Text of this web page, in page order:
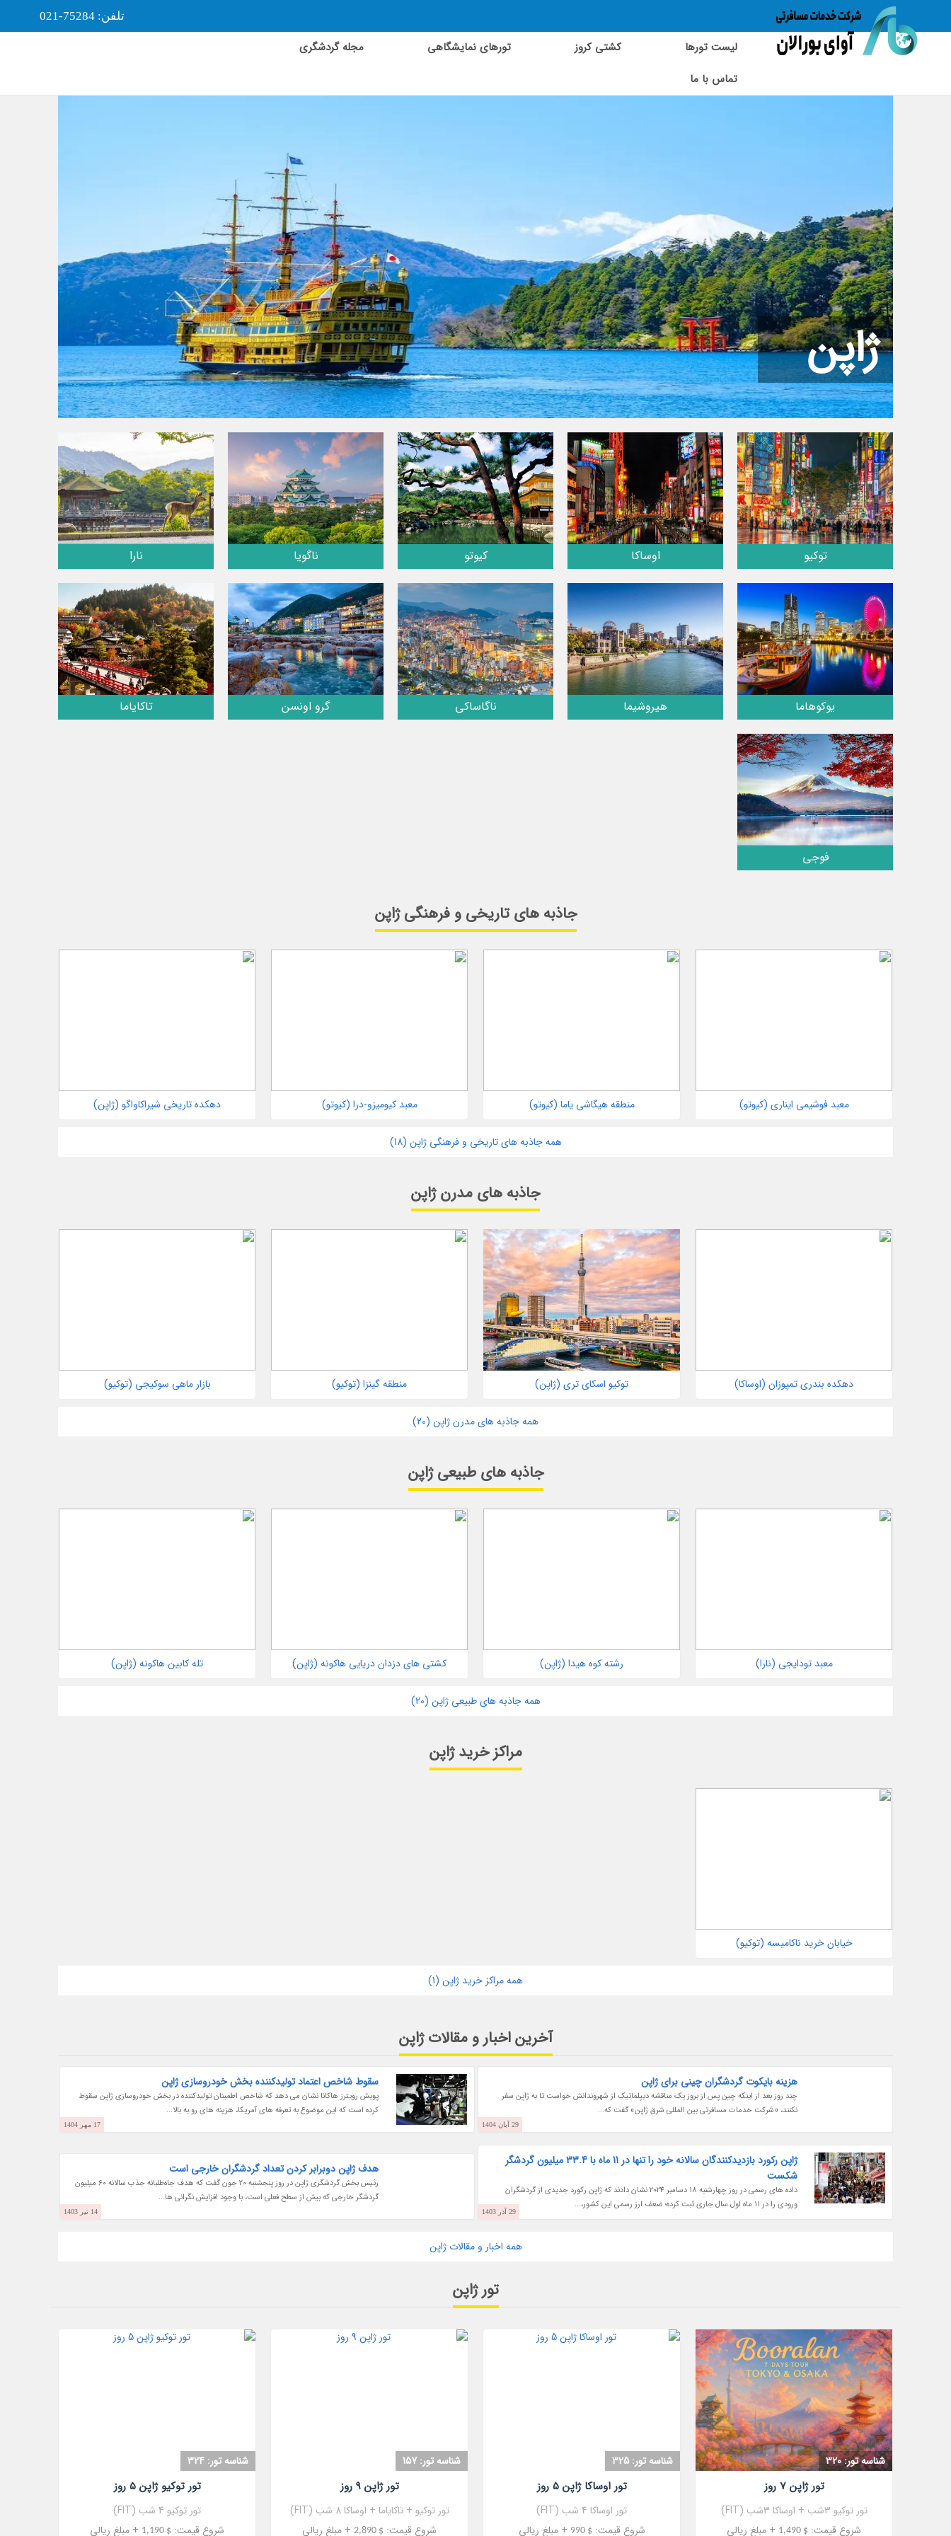
ژاپن
توکیو اوساکا کیوتو ناگویا نارا
یوکوهاما هیروشیما ناگاساکی گرو اونسن تاکایاما
فوجی
جاذبه های تاریخی و فرهنگی ژاپن
معبد فوشیمی ایناری (کیوتو) منطقه هیگاشی یاما (کیوتو) معبد کیومیزو-درا (کیوتو) دهکده تاریخی شیراکاواگو (ژاپن)
همه جاذبه های تاریخی و فرهنگی ژاپن (18)
جاذبه های مدرن ژاپن
دهکده بندری تمپوزان (اوساکا) توکیو اسکای تری (ژاپن) منطقه گینزا (توکیو) بازار ماهی سوکیجی (توکیو)
همه جاذبه های مدرن ژاپن (20)
جاذبه های طبیعی ژاپن
معبد تودایجی (نارا) رشته کوه هیدا (ژاپن) کشتی های دزدان دریایی هاکونه (ژاپن) تله کابین هاکونه (ژاپن)
همه جاذبه های طبیعی ژاپن (20)
مراکز خرید ژاپن
خیابان خرید ناکامیسه (توکیو)
همه مراکز خرید ژاپن (1)
آخرین اخبار و مقالات ژاپن
هزینه بایکوت گردشگران چینی برای ژاپن
چند روز بعد از اینکه چین پس از بروز یک مناقشه دیپلماتیک از شهروندانش خواست تا به ژاپن سفر
نکنند، «شرکت خدمات مسافرتی بین المللی شرق ژاپن» گفت که...
29 آبان 1404
سقوط شاخص اعتماد تولیدکننده بخش خودروسازی ژاپن
پویش رویترز هاکانا نشان می دهد که شاخص اطمینان تولیدکننده در بخش خودروسازی ژاپن سقوط
کرده است که این موضوع به تعرفه های آمریکا، هزینه های رو به بالا...
17 مهر 1404
ژاپن رکورد بازدیدکنندگان سالانه خود را تنها در 11 ماه با 33.4 میلیون گردشگر
شکست
داده های رسمی در روز چهارشنبه 18 دسامبر 2024 نشان دادند که ژاپن رکورد جدیدی از گردشگران
ورودی را در 11 ماه اول سال جاری ثبت کرده؛ ضعف ارز رسمی این کشور،...
29 آذر 1403
هدف ژاپن دوبرابر کردن تعداد گردشگران خارجی است
رئیس بخش گردشگری ژاپن در روز پنجشنبه 20 جون گفت که هدف جاه‌طلبانه جذب سالانه 60 میلیون
گردشگر خارجی که بیش از سطح فعلی است، با وجود افزایش نگرانی ها...
14 تیر 1403
همه اخبار و مقالات ژاپن
تور ژاپن
مشاهده
شناسه تور: 320
تور ژاپن 7 روز
تور توکیو 3شب + اوساکا 3شب (FIT)
شروع قیمت: $ 1,490 + مبلغ ریالی
شناسه تور: 325
تور اوساکا ژاپن 5 روز
تور اوساکا 4 شب (FIT)
شروع قیمت: $ 990 + مبلغ ریالی
شناسه تور: 157
تور ژاپن 9 روز
تور توکیو + تاکایاما + اوساکا 8 شب (FIT)
شروع قیمت: $ 2,890 + مبلغ ریالی
شناسه تور: 324
تور توکیو ژاپن 5 روز
تور توکیو 4 شب (FIT)
شروع قیمت: $ 1,190 + مبلغ ریالی
لیست تورها کشتی کروز تورهای نمایشگاهی
مجله گردشگری
تماس با ما
تلفن: 75284-021